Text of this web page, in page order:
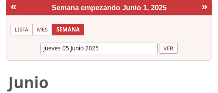
« »
Semana empezando Junio 1, 2025
LISTA MES SEMANA
Junio